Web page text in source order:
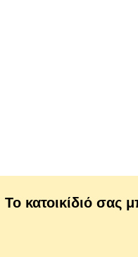
Το κατοικίδιό σας